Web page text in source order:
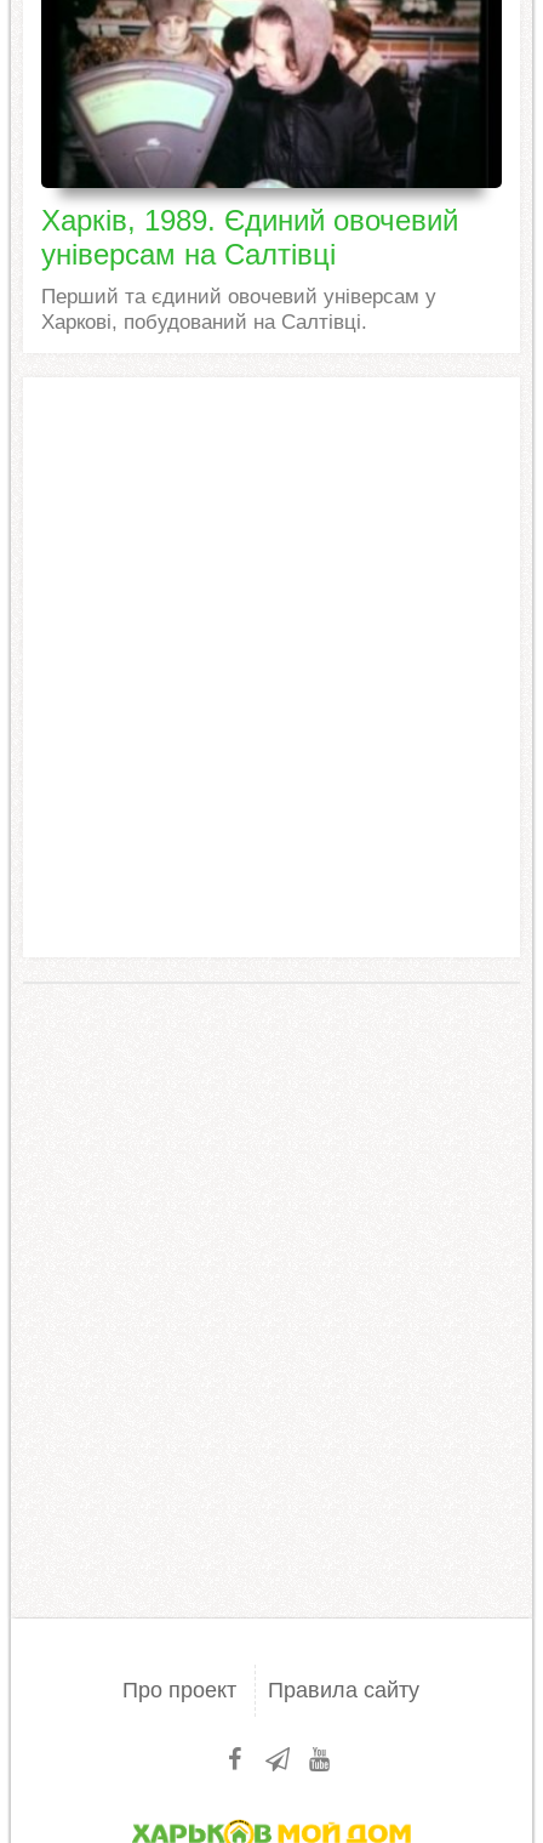
Харків, 1989. Єдиний овочевий
універсам на Салтівці
Перший та єдиний овочевий універсам у
Харкові, побудований на Салтівці.
Про проект Правила сайту